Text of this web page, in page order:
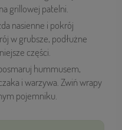
grillowej patelni.
nasienne i pokrój
w grubsze, podłużne
części.
hummusem,
i warzywa. Zwiń wrapy
pojemniku.